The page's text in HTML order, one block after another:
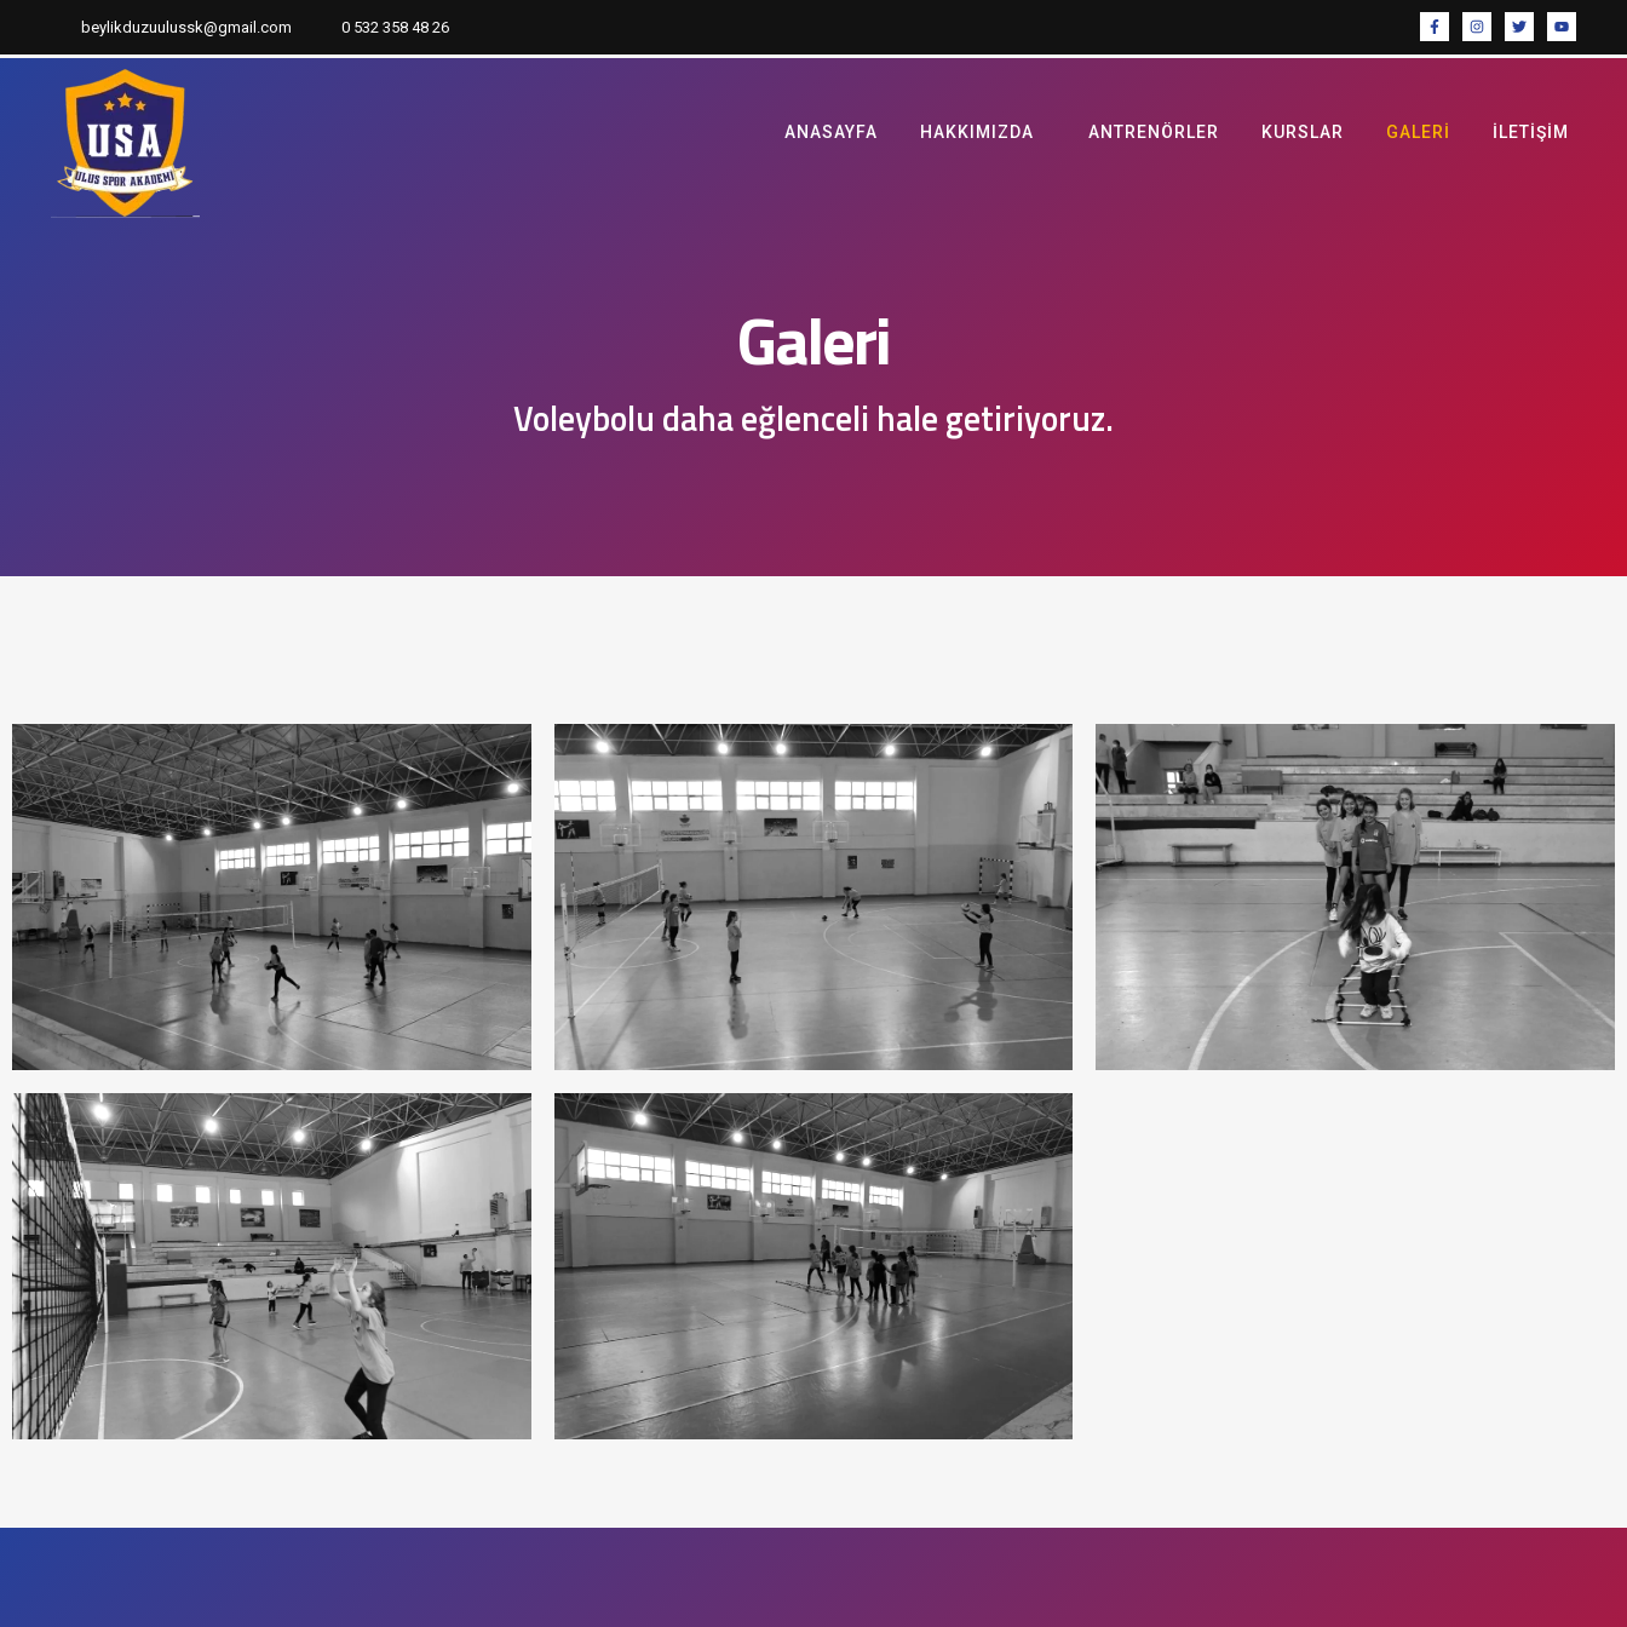
beylikduzuulussk@gmail.com 0 532 358 48 26
ANASAYFA HAKKIMIZDA ANTRENÖRLER KURSLAR GALERI İLETIŞIM
Galeri
Voleybolu daha eğlenceli hale getiriyoruz.